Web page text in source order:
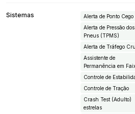
Sistemas
Alerta de Ponto Cego
Alerta de Pressão dos
Pneus (TPMS)
Alerta de Tráfego
Assistente de
Permanência em
Controle de
Controle de Tração
Crash Test (Adulto)
estrelas